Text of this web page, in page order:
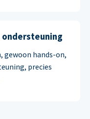
gewoon hands-on,
precies